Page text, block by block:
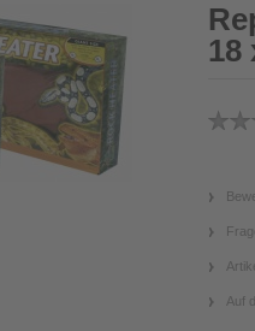
18
Auf